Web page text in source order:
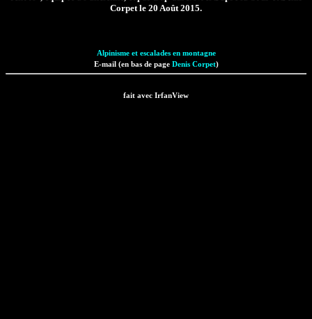
Corpet le 20 Août 2015.
Alpinisme et escalades en montagne
E-mail (en bas de page Denis Corpet)
fait avec IrfanView